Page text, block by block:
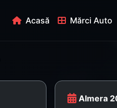
Acasă Mărci Auto
Almera